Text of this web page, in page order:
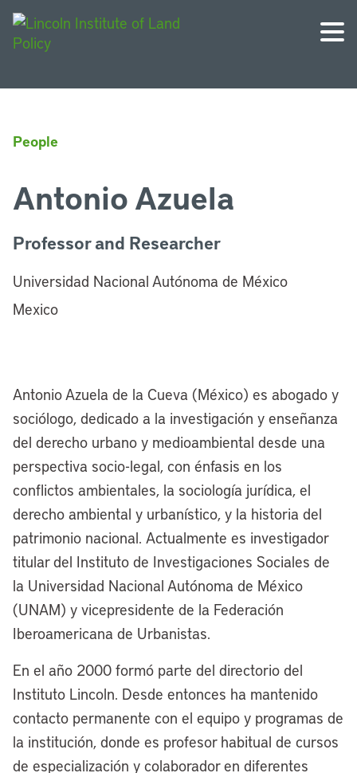
People
Antonio Azuela
Professor and Researcher
Universidad Nacional Autónoma de México
Mexico
Antonio Azuela de la Cueva (México) es abogado y
sociólogo, dedicado a la investigación y enseñanza
del derecho urbano y medioambiental desde una
perspectiva socio-legal, con énfasis en los
conflictos ambientales, la sociología jurídica, el
derecho ambiental y urbanístico, y la historia del
patrimonio nacional. Actualmente es investigador
titular del Instituto de Investigaciones Sociales de
la Universidad Nacional Autónoma de México
(UNAM) y vicepresidente de la Federación
Iberoamericana de Urbanistas.
En el año 2000 formó parte del directorio del
Instituto Lincoln. Desde entonces ha mantenido
contacto permanente con el equipo y programas de
la institución, donde es profesor habitual de cursos
de especialización y colaborador en diferentes